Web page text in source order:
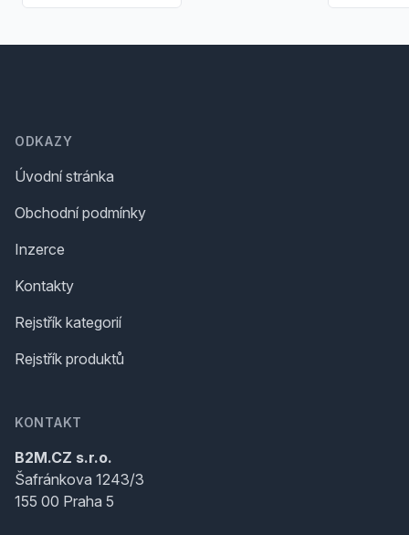
ODKAZY
Úvodní stránka
Obchodní podmínky
Inzerce
Kontakty
Rejstřík kategorií
Rejstřík produktů
KONTAKT
B2M.CZ s.r.o.
Šafránkova 1243/3
155 00 Praha 5